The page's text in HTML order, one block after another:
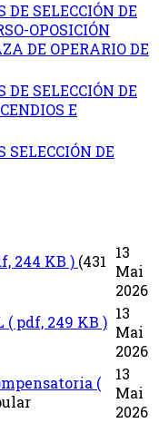
DE SELECCIÓN DE
OPOSICIÓN
DE OPERARIO DE
DE SELECCIÓN DE
E
SELECCIÓN DE
244 KB ) (431
13
Mai
2026
( pdf, 249 KB ) 13
Mai
2026
(
13
Mai
2026